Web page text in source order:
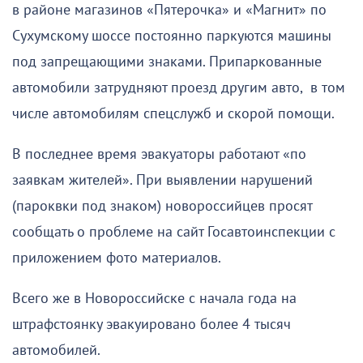
в районе магазинов «Пятерочка» и «Магнит» по
Сухумскому шоссе постоянно паркуются машины
под запрещающими знаками. Припаркованные
автомобили затрудняют проезд другим авто, в том
числе автомобилям спецслужб и скорой помощи.
В последнее время эвакуаторы работают «по
заявкам жителей». При выявлении нарушений
(пароквки под знаком) новороссийцев просят
сообщать о проблеме на сайт Госавтоинспекции с
приложением фото материалов.
Всего же в Новороссийске с начала года на
штрафстоянку эвакуировано более 4 тысяч
автомобилей.